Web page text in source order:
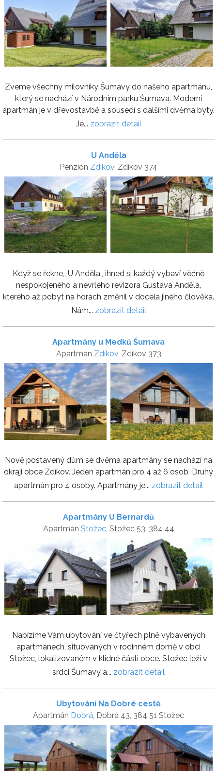
Zveme všechny milovníky Šumavy do našeho apartmánu,
který se nachází v Národním parku Šumava. Moderní
apartmán je v dřevostavbě a sousedí s dalšími dvěma byty.
Je... zobrazit detail
U Anděla
Penzion Zdíkov , Zdíkov 374
Když se řekne,, U Anděla,, ihned si každý vybaví věčně
nespokojeného a nevrlého revizora Gustava Anděla,
kterého až pobyt na horách změnil v docela jiného člověka.
Nám... zobrazit detail
Apartmány u Medků Šumava
Apartmán Zdíkov, Zdíkov 373
Nově postavený dům se dvěma apartmány se nachází na
okraji obce Zdíkov. Jeden apartmán pro 4 až 6 osob. Druhý
apartmán pro 4 osoby. Apartmány je... zobrazit detail
Apartmány U Bernardů
Apartmán Stožec, Stožec 53, 384 44
Nabízíme Vám ubytování ve čtyřech plně vybavených
apartmánech, situovaných v rodinném domě v obci
Stožec, lokalizovaném v klidné části obce. Stožec leží v
srdci Šumavy a... zobrazit detail
Ubytování Na Dobré cestě
Apartmán Dobrá, Dobrá 43, 384 51 Stožec